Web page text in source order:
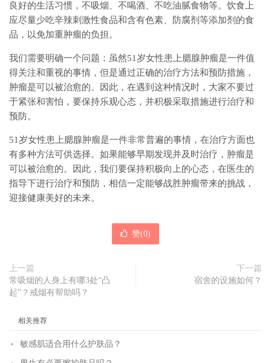
良好的生活习惯，不吸烟、不喝酒、不吃油腻食物等。饮食上
应尽量少吃辛辣刺激性食品和含有色素、防腐剂等添加剂的食
品，以免加重肿瘤的负担。
我们需要明确一个问题：虽然51岁女性患上腮腺肿瘤是一件值
得关注和重视的事情，但是通过正确的治疗方法和预防措施，
肿瘤是可以被治愈的。因此，在遇到这种情况时，大家不要过
于紧张和害怕，要保持乐观心态，并积极采取措施进行治疗和
预防。
51岁女性患上腮腺肿瘤是一件非常普遍的事情，在治疗方面也
有多种方法可供选择。如果能够早期发现并及时治疗，肿瘤是
可以被治愈的。因此，我们要保持积极向上的心态，在医生的
指导下进行治疗和预防，相信一定能够战胜肿瘤带来的挑战，
迎接健康美好的未来。
赞(0)
上一篇
常吸烟的人身上有哪3处“凸
起”？戒烟有帮助吗？
下一篇
宿舍的设施如何？
相关推荐
敏感肌适合用什么护肤品？